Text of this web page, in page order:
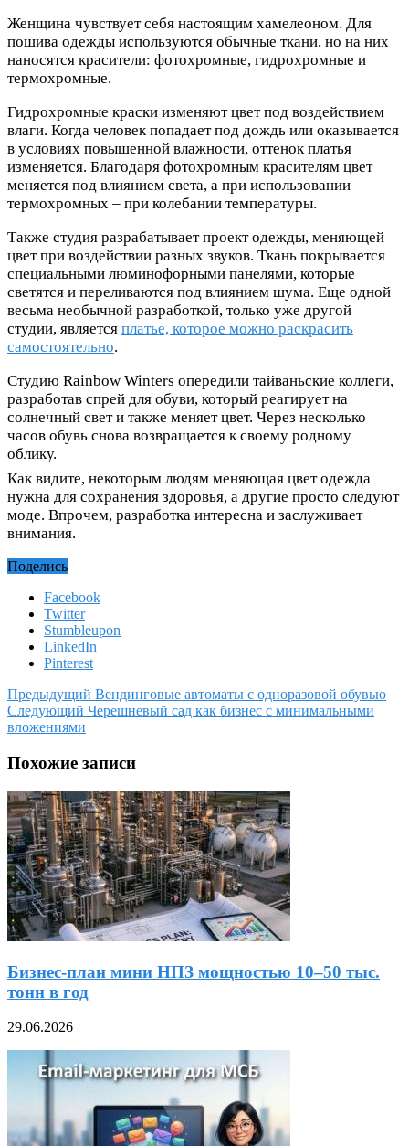
Женщина чувствует себя настоящим хамелеоном. Для
пошива одежды используются обычные ткани, но на них
наносятся красители: фотохромные, гидрохромные и
термохромные.
Гидрохромные краски изменяют цвет под воздействием
влаги. Когда человек попадает под дождь или оказывается
в условиях повышенной влажности, оттенок платья
изменяется. Благодаря фотохромным красителям цвет
меняется под влиянием света, а при использовании
термохромных – при колебании температуры.
Также студия разрабатывает проект одежды, меняющей
цвет при воздействии разных звуков. Ткань покрывается
специальными люминофорными панелями, которые
светятся и переливаются под влиянием шума. Еще одной
весьма необычной разработкой, только уже другой
студии, является платье, которое можно раскрасить
самостоятельно.
Студию Rainbow Winters опередили тайваньские коллеги,
разработав спрей для обуви, который реагирует на
солнечный свет и также меняет цвет. Через несколько
часов обувь снова возвращается к своему родному
облику.
Как видите, некоторым людям меняющая цвет одежда
нужна для сохранения здоровья, а другие просто следуют
моде. Впрочем, разработка интересна и заслуживает
внимания.
Поделись
Facebook
Twitter
Stumbleupon
LinkedIn
Pinterest
Предыдущий Вендинговые автоматы с одноразовой обувью
Следующий Черешневый сад как бизнес с минимальными
вложениями
Похожие записи
Бизнес-план мини НПЗ мощностью 10–50 тыс.
тонн в год
29.06.2026